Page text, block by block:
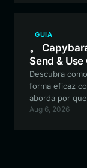
GUIA
。
Send &
Descubra
forma eficaz
aborda por
armazenar,
Aug 6, 2026